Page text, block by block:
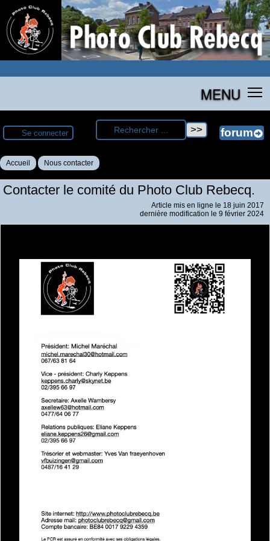
MENU
Se connecter
Accueil Nous contacter
Contacter le comité du Photo Club Rebecq.
Article mis en ligne le 18 juin 2017
dernière modification le 9 février 2024